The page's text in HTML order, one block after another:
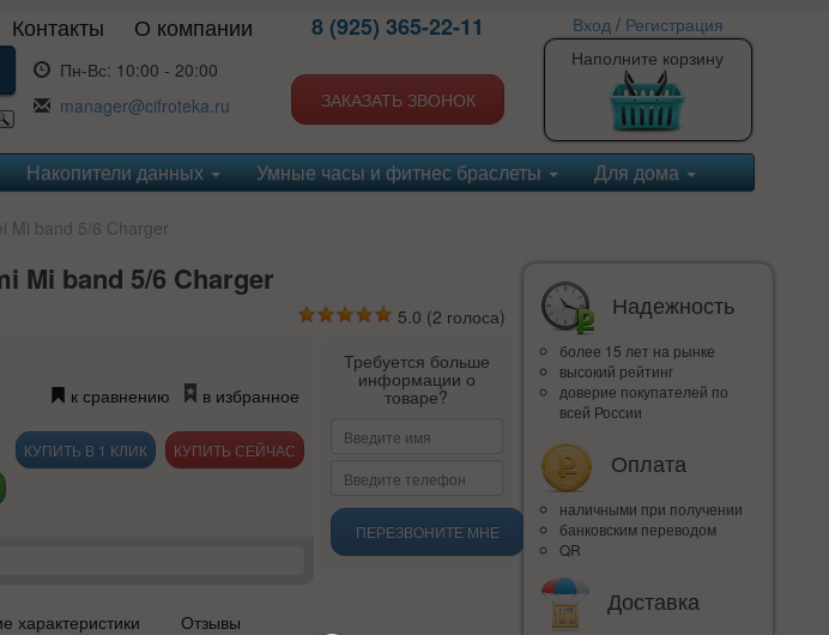
Контакты О компании
Пн-Вс: 10:00 - 20:00
manager@cifroteka.ru
8 (925) 365-22-11
ЗАКАЗАТЬ ЗВОНОК
Вход/ Регистрация
Наполните корзину
Накопители данных Умные часы и фитнес браслеты Для дома
Mi band 5/6 Charger
Mi band 5/6 Charger
5.0 (2 голоса)
к сравнению в избранное
КУПИТЬ В 1 КЛИК
Требуется больше
информации о
товаре?
ПЕРЕЗВОНИТЕ МНЕ
характеристики Отзывы
Надежность
более 15 лет на рынке
высокий рейтинг
доверие покупателей по
всей России
Оплата
наличными при получении
банковским переводом
QR
Доставка